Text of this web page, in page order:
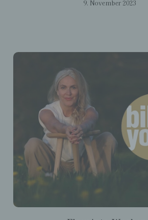
9. November 2023
Verknüpfung, die
Einschränkung der
Markierung gespeicherter
personenbezogener Daten mit
künftige Verarbeitung
e) Profiling
Profiling ist jede Art der
Verarbeitung
darin besteht, dass diese
personenbezogenen Daten